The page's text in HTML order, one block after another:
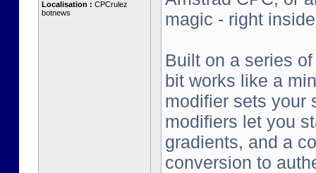
Localisation : CPCrulez
botnews
magic - right
Built on a series
bit works like a
modifier sets your
modifiers let you
gradients, and a
conversion to